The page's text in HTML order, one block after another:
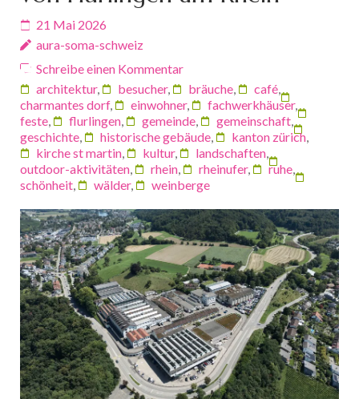
21 Mai 2026
aura-soma-schweiz
Schreibe einen Kommentar
architektur, besucher, bräuche, café,
charmantes dorf, einwohner, fachwerkhäuser,
feste, flurlingen, gemeinde, gemeinschaft,
geschichte, historische gebäude, kanton zürich,
kirche st martin, kultur, landschaften,
outdoor-aktivitäten, rhein, rheinufer, ruhe,
schönheit, wälder, weinberge